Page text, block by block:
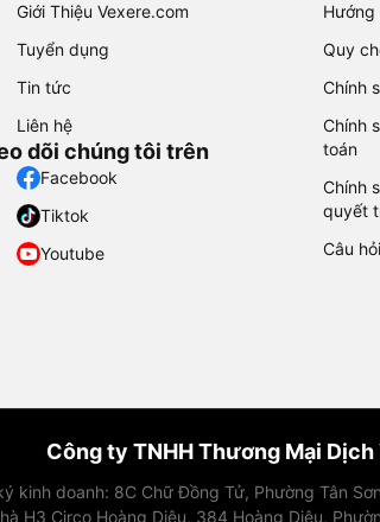
Giới Thiệu Vexere.com
Tuyển dụng
Tin tức
Liên hệ
dõi chúng tôi trên
Facebook
Tiktok
Youtube
Hướng
Quy
Chính
Chính
toán
Chính
quyết
Câu
Công ty TNHH Thương Mại Dịch
kinh doanh: 8C Chữ Đồng Tử, Phường Tân
H3 Circo Hoàng Diệu, 384 Hoàng Diệu,